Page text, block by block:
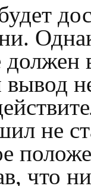
вывод
не
что